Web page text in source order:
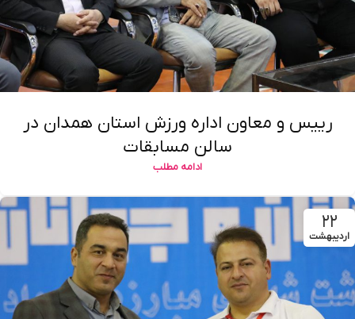
رییس و معاون اداره ورزش استان همدان در
سالن مسابقات
ادامه مطلب
۲۲
اردیبهشت